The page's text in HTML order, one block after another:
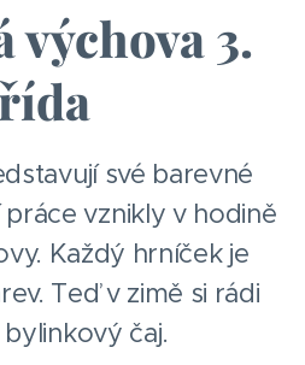
výchova 3.
své barevné
vznikly v hodině
Každý hrníček je
Teď v zimě si rádi
čaj.